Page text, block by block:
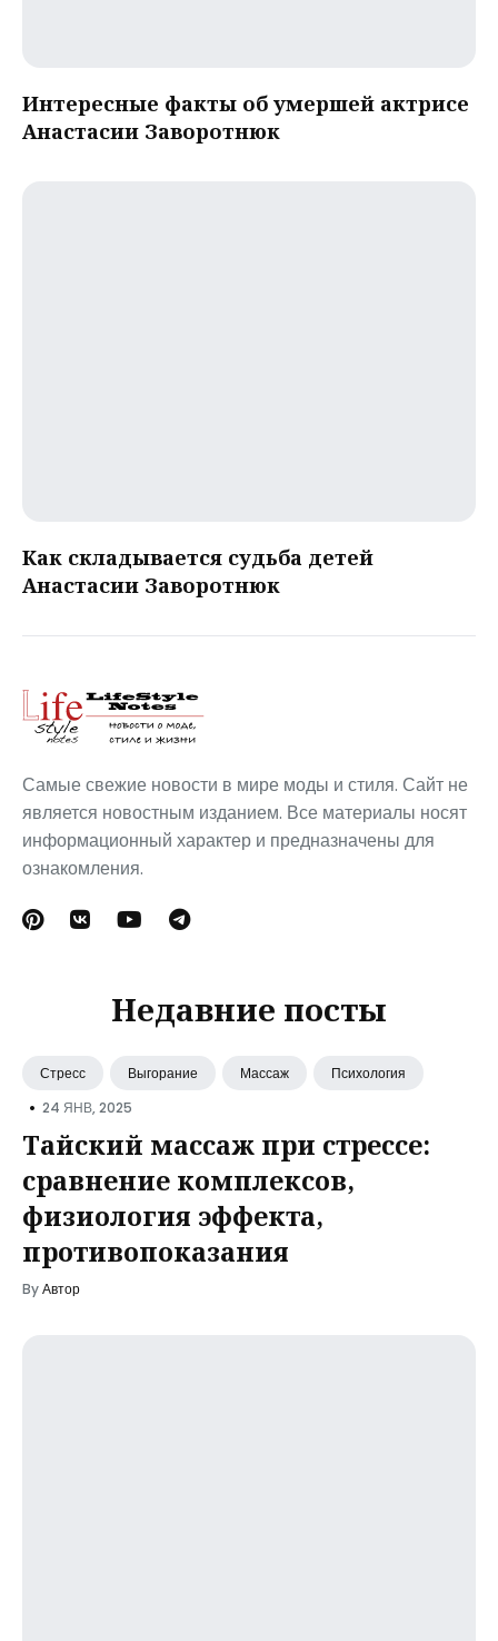
Интересные факты об умершей актрисе
Анастасии Заворотнюк
Как складывается судьба детей
Анастасии Заворотнюк
Самые свежие новости в мире моды и стиля. Сайт не
является новостным изданием. Все материалы носят
информационный характер и предназначены для
ознакомления.
Недавние посты
Стресс Выгорание Массаж Психология
• 24 ЯНВ, 2025
Тайский массаж при стрессе:
сравнение комплексов,
физиология эффекта,
противопоказания
ByАвтор